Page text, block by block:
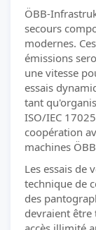
ÖBB-
secours
modernes.
émissions
une vitesse
essais
tant
ISO/IEC
coopération
machines
Les essais de
technique de
des
devraient être